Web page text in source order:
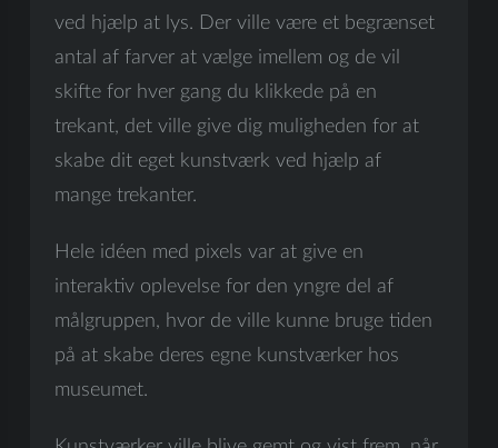
ved hjælp at lys. Der ville være et begrænset
antal af farver at vælge imellem og de vil
skifte for hver gang du klikkede på en
trekant, det ville give dig muligheden for at
skabe dit eget kunstværk ved hjælp af
mange trekanter.
Hele idéen med pixels var at give en
interaktiv oplevelse for den yngre del af
målgruppen, hvor de ville kunne bruge tiden
på at skabe deres egne kunstværker hos
museumet.